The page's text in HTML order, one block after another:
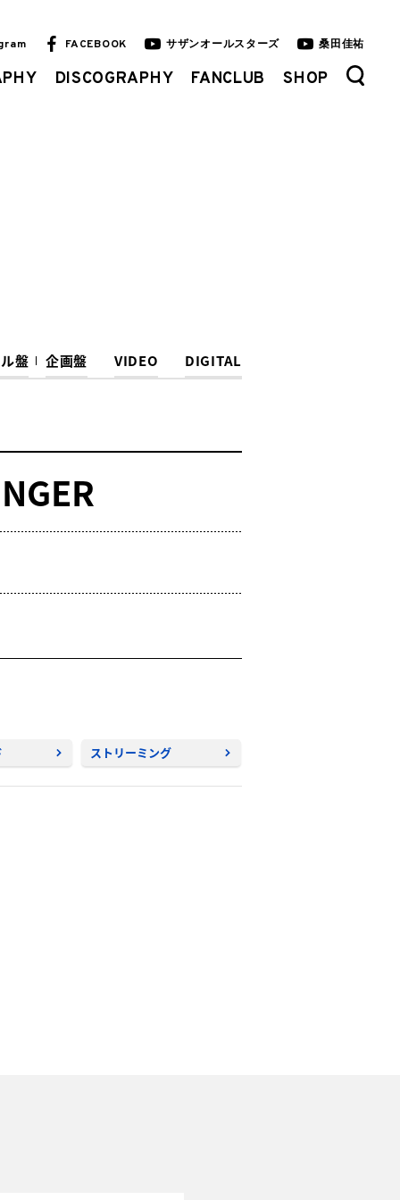
FACEBOOK サザンオールスターズ 桑田佳祐
DISCOGRAPHY FANCLUB SHOP
盤 企画盤 VIDEO DIGITAL
ストリーミング